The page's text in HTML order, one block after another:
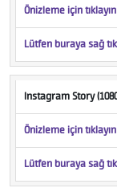
Önizleme için tıklayın
Lütfen buraya sağ
Instagram Story
Önizleme için tıklayın
Lütfen buraya sağ